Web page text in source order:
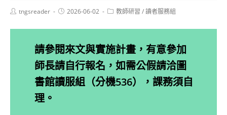
Posttngsreader
Post2026-06-02
Post教師研習 /讀者服務組
請參閱來文與實施計畫，有意參加
師長請自行報名，如需公假請洽圖
書館讀服組（分機536），課務須自
理。